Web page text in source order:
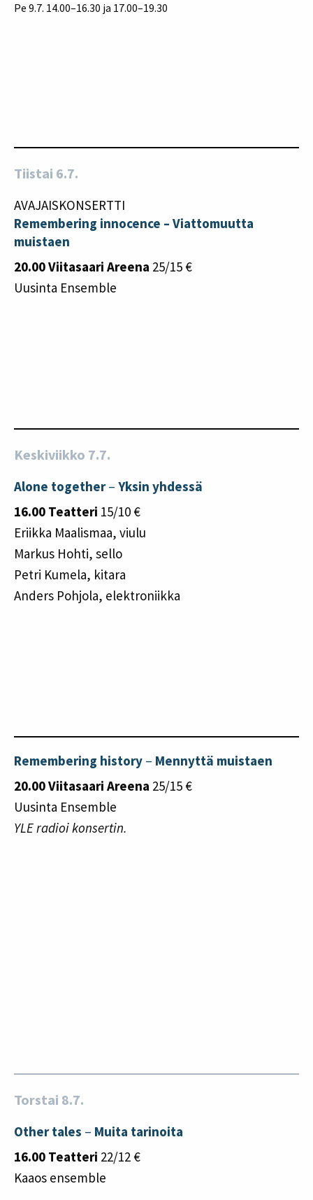
Pe 9.7. 14.00–16.30 ja 17.00–19.30
Tiistai 6.7.
AVAJAISKONSERTTI
Remembering innocence – Viattomuutta
muistaen
20.00 Viitasaari Areena 25/15 €
Uusinta Ensemble
Keskiviikko 7.7.
Alone together– Yksin yhdessä
16.00 Teatteri 15/10 €
Eriikka Maalismaa, viulu
Markus Hohti, sello
Petri Kumela, kitara
Anders Pohjola, elektroniikka
Remembering history – Mennyttä muistaen
20.00 Viitasaari Areena 25/15 €
Uusinta Ensemble
YLE radioi konsertin.
Torstai 8.7.
Other tales – Muita tarinoita
16.00 Teatteri 22/12 €
Kaaos ensemble